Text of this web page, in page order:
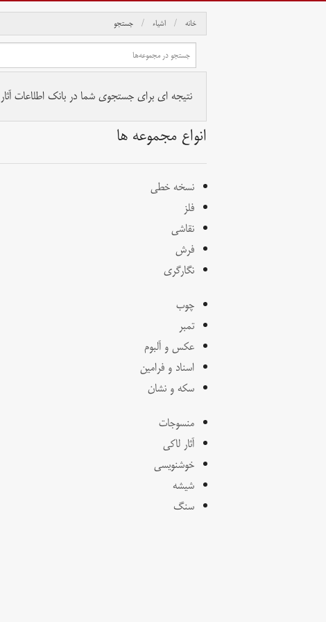
خانه اشیاء جستجو
نتیجه ای برای جستجوی شما در بانک اطلاعات
انواع مجموعه ها
نسخه خطی
فلز
نقاشی
فرش
نگارگری
چوب
تمبر
عکس و آلبوم
اسناد و فرامین
سکه و نشان
منسوجات
آثار لاکی
خوشنویسی
شیشه
سنگ